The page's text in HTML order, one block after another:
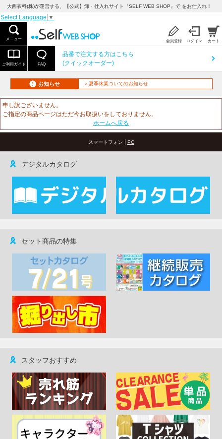
大西衣料(株)が運営する、【公式】卸・仕入れサイト『SELF WEB SHOP』で をお仕入れ！
Select Language ▼
メニュー 会員登録 ログイン カート
ご利用ガイド FAQ
品番で注文する方はこちら
(クイックオーダー)
お知らせ ＞夏季休業ついてのお知らせ
申し訳ございません。
ご指定の商品ページはただ今お取扱いをしておりません。
ホームへ戻る
スマートフォン | PC
デジタルカタログ
セット商品の特集
スタッフおすすめ